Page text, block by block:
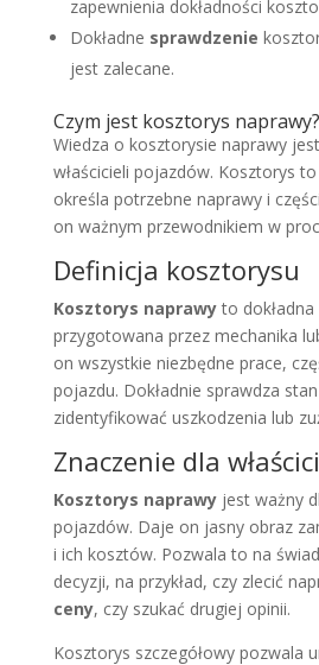
zapewnienia dokładności
Dokładne sprawdzenie
jest zalecane.
Czym jest kosztorys naprawy?
Wiedza o kosztorysie naprawy
właścicieli pojazdów. Kosztorys
określa potrzebne naprawy i
on ważnym przewodnikiem w
Definicja kosztorysu
Kosztorys naprawyto dokładna
przygotowana przez mechanika
on wszystkie niezbędne prace,
pojazdu. Dokładnie sprawdza
zidentyfikować uszkodzenia lub
Znaczenie dla
Kosztorys naprawyjest ważny
pojazdów. Daje on jasny obraz
i ich kosztów. Pozwala to na
decyzji, na przykład, czy zlecić
ceny, czy szukać drugiej opinii.
Kosztorys szczegółowy pozwala